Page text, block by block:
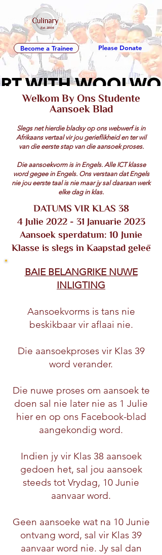
Est. 2009
Transforming Lives
Through Cooking
Become a Trainee Please Donate
A nonprofit and multicultural chef school
Cape Town, South Africa
Welkom By Ons Studente
Aansoek Blad
Slegs net hierdie bladsy op ons webwerf is in
Afrikaans vertaal vir jou gerieflikheid en ter wil
van die eerste stap van die aansoek proses.
Die aansoekvorm is in Engels. Alle ICT klasse
word gegee in Engels. Ons verstaan dat Engels
nie jou eerste taal is nie maar jy sal daaraan werk
elke dag in klas.
DATUMS VIR KLAS 38
4 Julie 2022 - 31 Januarie 2023
Aansoek sperdatum: 10 Junie
Klasse is slegs in Kaapstad geleë
BAIE BELANGRIKE NUWE
INLIGTING
Aansoekvorms is tans nie
beskikbaar vir aflaai nie.
Die aansoekproses vir Klas 39
word verander.
Die nuwe proses om aansoek te
doen sal nie later nie as 1 Julie
hier en op ons Facebook-blad
aangekondig word.
Indien jy vir Klas 38 aansoek
gedoen het, sal jou aansoek
steeds tot Vrydag, 10 Junie
aanvaar word.
Geen aansoeke wat na 10 Junie
ontvang word, sal vir Klas 39
aanvaar word nie. Jy sal dan